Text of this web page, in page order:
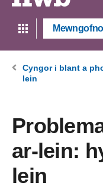
Cyngor i blant a
lein
ar-lein:
lein